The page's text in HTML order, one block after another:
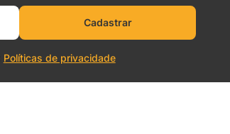
Cadastrar
Políticas de privacidade